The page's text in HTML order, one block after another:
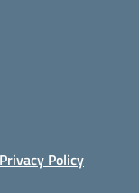
Privacy Policy